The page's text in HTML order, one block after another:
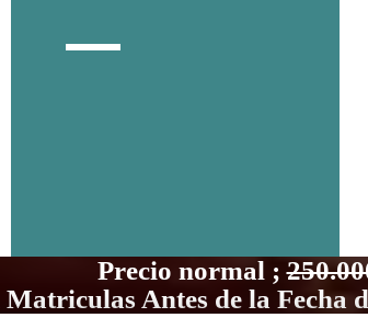
Precio normal ;
Matriculas Antes de la